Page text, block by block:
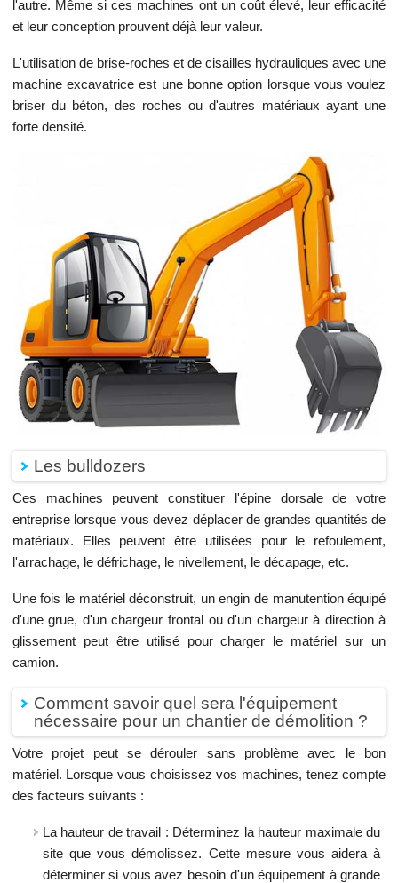
l'autre. Même si ces machines ont un coût élevé, leur efficacité
et leur conception prouvent déjà leur valeur.
L'utilisation de brise-roches et de cisailles hydrauliques avec une
machine excavatrice est une bonne option lorsque vous voulez
briser du béton, des roches ou d'autres matériaux ayant une
forte densité.
Les bulldozers
Ces machines peuvent constituer l'épine dorsale de votre
entreprise lorsque vous devez déplacer de grandes quantités de
matériaux. Elles peuvent être utilisées pour le refoulement,
l'arrachage, le défrichage, le nivellement, le décapage, etc.
Une fois le matériel déconstruit, un engin de manutention équipé
d'une grue, d'un chargeur frontal ou d'un chargeur à direction à
glissement peut être utilisé pour charger le matériel sur un
camion.
Comment savoir quel sera l'équipement
nécessaire pour un chantier de démolition ?
Votre projet peut se dérouler sans problème avec le bon
matériel. Lorsque vous choisissez vos machines, tenez compte
des facteurs suivants :
La hauteur de travail : Déterminez la hauteur maximale du
site que vous démolissez. Cette mesure vous aidera à
déterminer si vous avez besoin d'un équipement à grande